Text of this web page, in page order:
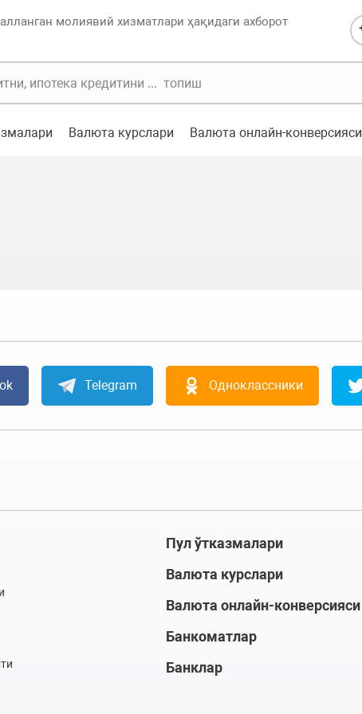
молиявий хизматлари ҳақидаги ахборот
Валюта курслари Валюта онлайн-конверсияси
Telegram Одноклассники
Пул ўтказмалари
Валюта курслари
Валюта онлайн-конверсияси
Банкоматлар
Банклар